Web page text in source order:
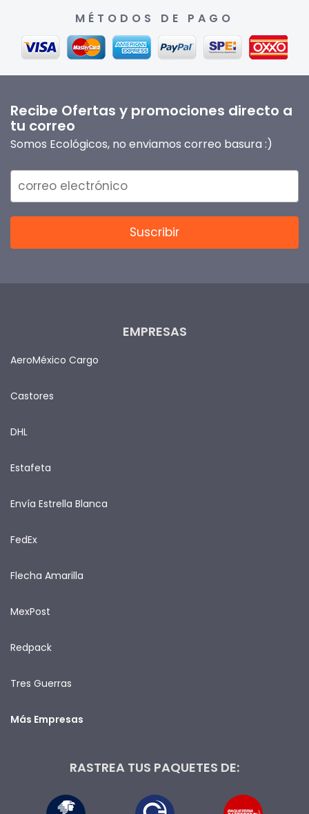
MÉTODOS DE PAGO
Recibe Ofertas y promociones directo a
tu correo
Somos Ecológicos, no enviamos correo basura :)
EMPRESAS
AeroMéxico Cargo
Castores
DHL
Estafeta
Envía Estrella Blanca
FedEx
Flecha Amarilla
MexPost
Redpack
Tres Guerras
Más Empresas
RASTREA TUS PAQUETES DE: